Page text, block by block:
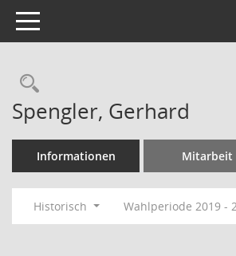
Toggle navigation
Rechercheauswahl
Spengler, Gerhard
Informationen Mitarbeit
Historisch Wahlperiode 2019 -